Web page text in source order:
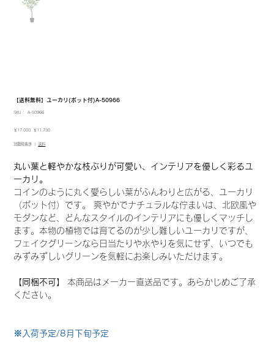
【送料無料】ユーカリ(ポット付)A-50966
SKU：
SKU：
A-50966
元
価
￥17,000
セ
ル
格
￥11,730
消費税抜き | 送料
丸い葉と軽やかな枝ぶりが可愛い、インテリアを優しく彩るユ
ーカリ。
コインのように丸く愛らしい葉がふんわりと広がる、ユーカリ
（ポット付）です。 爽やかでナチュラルな佇まいは、北欧風や
モダンなど、どんなスタイルのインテリアにも優しくマッチし
ます。本物の植物では育てるのが少し難しいユーカリですが、
フェイクグリーンなら日当たりや水やりを気にせず、いつでも
みずみずしいグリーンを気軽にお楽しみいただけます。
【同梱不可】
本商品はメーカー直送品です。あらかじめご了承
ください。
※入荷予定/8月下旬予定